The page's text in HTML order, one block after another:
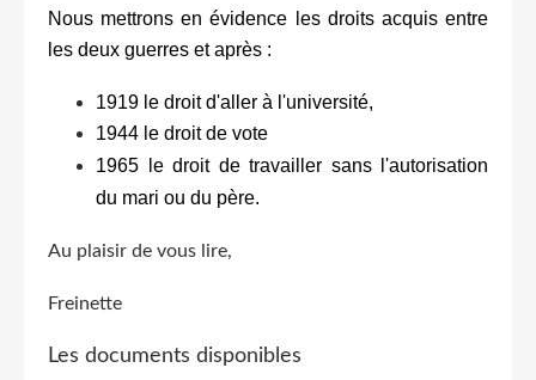
Nous mettrons en évidence les droits acquis entre
les deux guerres et après :
1919 le droit d'aller à l'université,
1944 le droit de vote
1965 le droit de travailler sans l'autorisation
du mari ou du père.
Au plaisir de vous lire,
Freinette
Les documents disponibles